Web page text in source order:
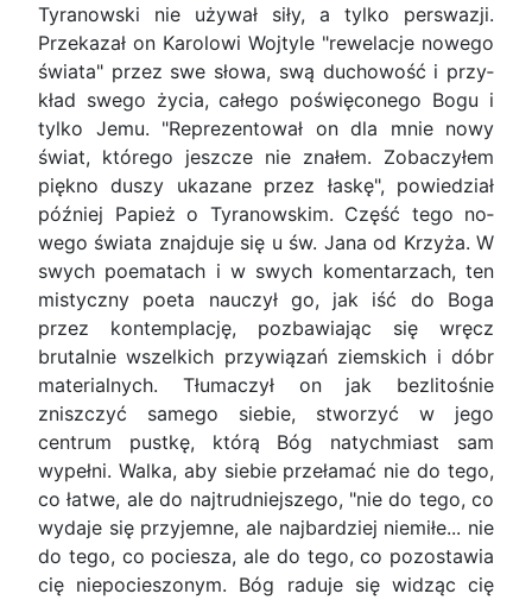
Tyranowski nie używał siły, a tylko perswazji.
Przekazał on Karolowi Wojtyle "rewelacje nowego
świata" przez swe słowa, swą duchowość i przy­
kład swego życia, całego poświęconego Bogu i
tylko Jemu. "Reprezentował on dla mnie nowy
świat, którego jeszcze nie znałem. Zobaczyłem
piękno duszy ukazane przez łaskę", powiedział
później Papież o Tyranowskim. Część tego no­
wego świata znajduje się u św. Jana od Krzyża. W
swych poematach i w swych komentarzach, ten
mistyczny poeta nauczył go, jak iść do Boga
przez kontemplację, pozbawiając się wręcz
brutalnie wszelkich przywiązań ziemskich i dóbr
material­nych. Tłumaczył on jak bezlitośnie
zniszczyć sa­mego siebie, stworzyć w jego
centrum pustkę, którą Bóg natychmiast sam
wypełni. Walka, aby siebie przełamać nie do tego,
co łatwe, ale do naj­trudniejszego, "nie do tego, co
wydaje się przy­jemne, ale najbardziej niemiłe... nie
do tego, co pociesza, ale do tego, co pozostawia
cię niepocie­szonym. Bóg raduje się widząc cię